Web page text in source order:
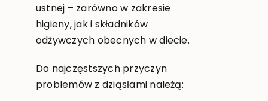
ustnej – zarówno w zakresie
higieny, jak i składników
odżywczych obecnych w diecie.
Do najczęstszych przyczyn
problemów z dziąsłami należą: